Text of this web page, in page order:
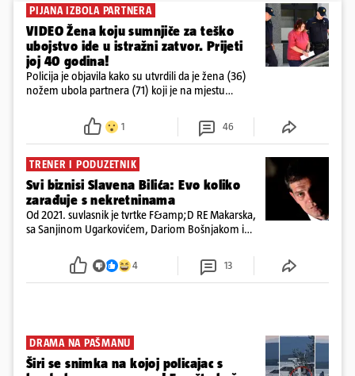
PIJANA IZBOLA PARTNERA
VIDEO Žena koju sumnjiče za teško
ubojstvo ide u istražni zatvor. Prijeti
joj 40 godina!
Policija je objavila kako su utvrdili da je žena (36)
nožem ubola partnera (71) koji je na mjestu
ispitali i poslali u istražni zatvor
1 46
TRENER I PODUZETNIK
Svi biznisi Slavena Bilića: Evo koliko
zarađuje s nekretninama
Od 2021. suvlasnik je tvrtke F&amp;D RE Makarska,
sa Sanjinom Ugarkovićem, Dariom Bošnjakom i
poslovanje nekretninama, a od osnutka nema
zaposlenih
4 13
DRAMA NA PAŠMANU
Širi se snimka na kojoj policajac s